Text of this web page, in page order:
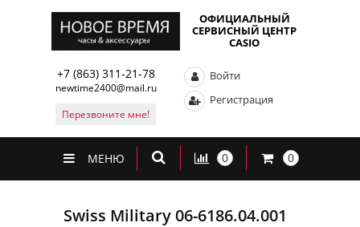
ОФИЦИАЛЬНЫЙ
СЕРВИСНЫЙ ЦЕНТР
CASIO
+7 (863) 311-21-78
newtime2400@mail.ru
Перезвоните мне!
Войти
Регистрация
МЕНЮ 0 0
Swiss Military 06-6186.04.001